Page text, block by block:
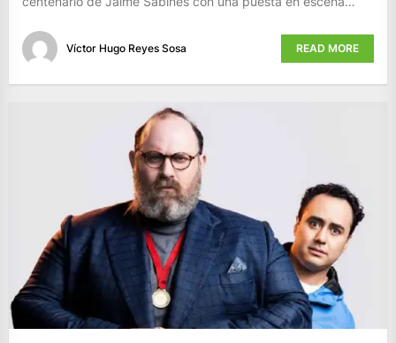
Víctor Hugo Reyes Sosa READ MORE